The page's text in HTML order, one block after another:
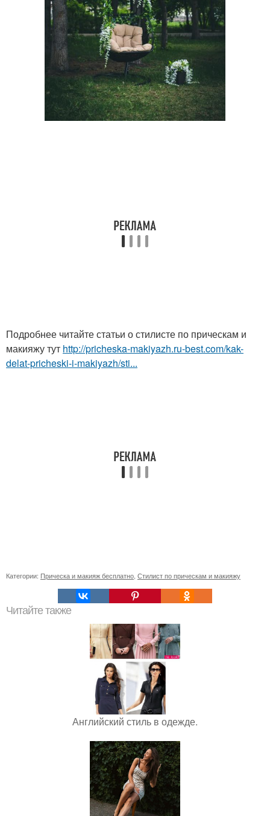
Подробнее читайте статьи о стилисте по прическам и
макияжу тут http://pricheska-makiyazh.ru-best.com/kak-
delat-pricheski-i-makiyazh/sti...
Категории: Прическа и макияж бесплатно, Стилист по прическам и макияжу
Читайте также
Английский стиль в одежде.